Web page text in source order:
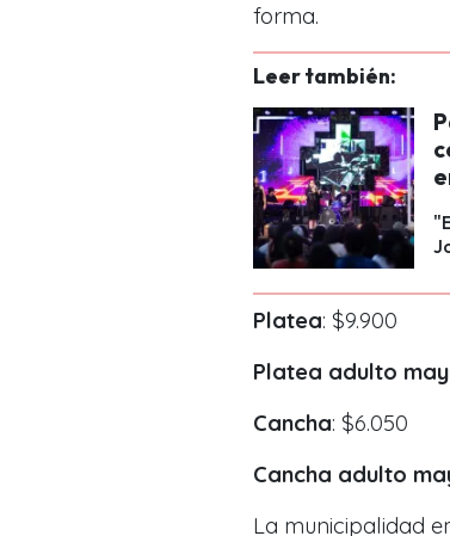
forma.
Leer también:
Platea: $9.900
Platea adulto
Cancha: $6.050
Cancha adulto
La municipalidad